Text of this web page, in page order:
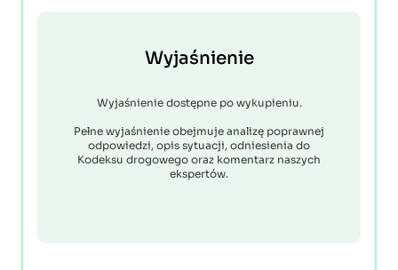
Wyjaśnienie
Wyjaśnienie dostępne po wykupieniu.
Pełne wyjaśnienie obejmuje analizę poprawnej
odpowiedzi, opis sytuacji, odniesienia do
Kodeksu drogowego oraz komentarz naszych
ekspertów.